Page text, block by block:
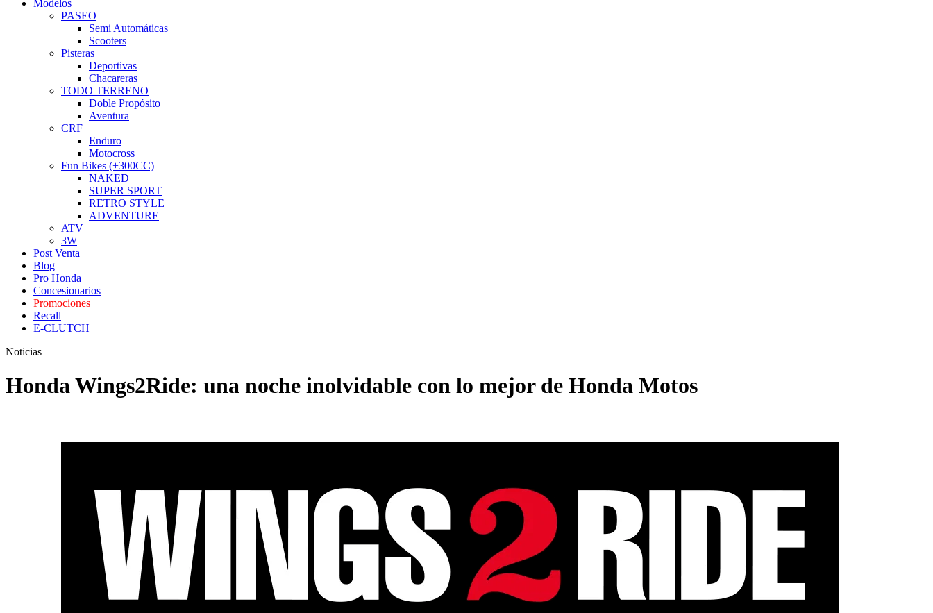
Modelos
PASEO
Semi Automáticas
Scooters
Pisteras
Deportivas
Chacareras
TODO TERRENO
Doble Propósito
Aventura
CRF
Enduro
Motocross
Fun Bikes (+300CC)
NAKED
SUPER SPORT
RETRO STYLE
ADVENTURE
ATV
3W
Post Venta
Blog
Pro Honda
Concesionarios
Promociones
Recall
E-CLUTCH
Noticias
Honda Wings2Ride: una noche inolvidable con lo mejor de Honda Motos